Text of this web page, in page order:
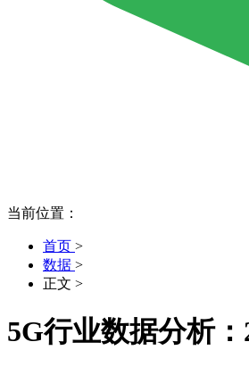
当前位置：
首页 >
数据 >
正文 >
5G行业数据分析